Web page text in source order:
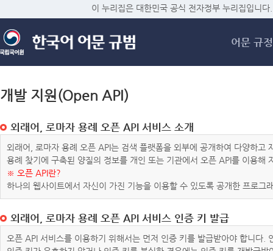
메
이 누리집은 대한민국 공식 전자정부 누리집입니다.
어문 규정
개발 지원(Open API)
외래어, 로마자 용례 오픈 API 서비스 소개
외래어, 로마자 용례 오픈 API는 검색 플랫폼을 외부에 공개하여 다양하
용례 찾기에 구축된 양질의 정보를 개인 또는 기관에서 오픈 API를 이용해
※ 오픈 API란?
하나의 웹사이트에서 자신이 가진 기능을 이용할 수 있도록 공개한 프로그
외래어, 로마자 용례 오픈 API 서비스 인증 키 발급
오픈 API 서비스를 이용하기 위해서는 먼저 인증 키를 발급받아야 합니다